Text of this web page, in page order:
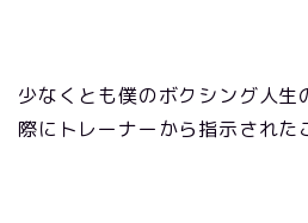
少なくとも僕のボクシング人生
際にトレーナーから指示された